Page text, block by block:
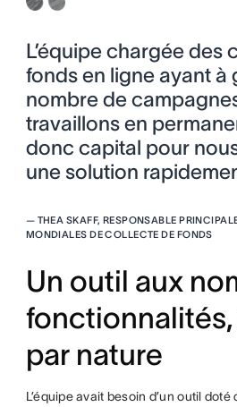
L’équipe chargée des
fonds en ligne ayant à
nombre de
travaillons en
donc capital pour
une solution
— THEA SKAFF, RESPONSABLE
MONDIALES DE COLLECTE DE FONDS
Un outil aux
par nature
L’équipe avait besoin d’un outil